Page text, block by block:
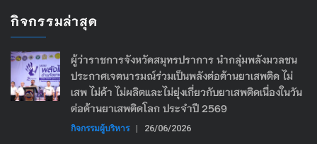
กิจกรรมล่าสุด
ผู้ว่าราชการจังหวัดสมุทรปราการ นำกลุ่มพลังมวลชน
ประกาศเจตนารมณ์ร่วมเป็นพลังต่อต้านยาเสพติด ไม่
เสพ ไม่ค้า ไม่ผลิตและไม่ยุ่งเกี่ยวกับยาเสพติดเนื่องในวัน
ต่อต้านยาเสพติดโลก ประจำปี 2569
กิจกรรมผู้บริหาร | 26/06/2026